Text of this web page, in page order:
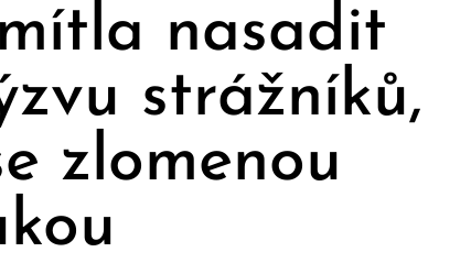
nasadit
strážníků,
zlomenou